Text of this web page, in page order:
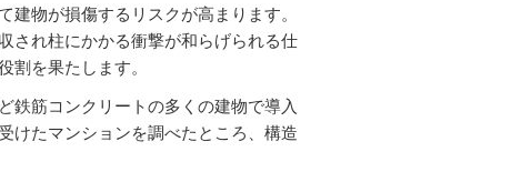
物が損傷するリスクが高まります。
され柱にかかる衝撃が和らげられる仕
割を果たします。
鉄筋コンクリートの多くの建物で導入
けたマンションを調べたところ、構造